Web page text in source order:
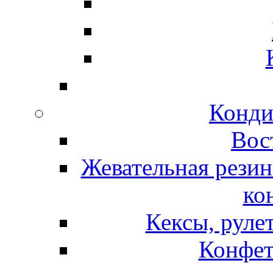
Жевательная
Кексы,